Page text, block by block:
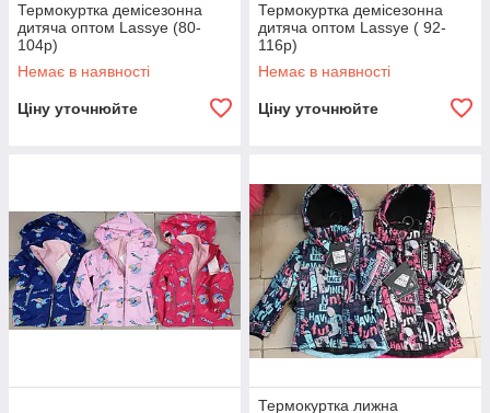
Термокуртка демісезонна
дитяча оптом Lassye (80-
104р)
Немає в наявності
Ціну уточнюйте
Термокуртка демісезонна
дитяча оптом Lassye ( 92-
116р)
Немає в наявності
Ціну уточнюйте
Термокуртка лижна